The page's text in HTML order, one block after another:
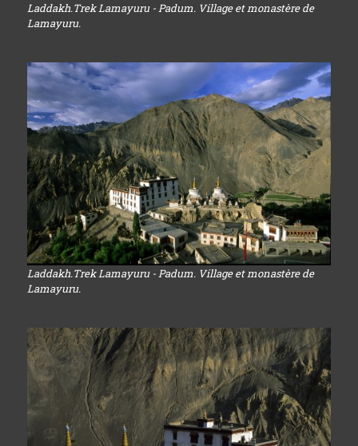
Laddakh.Trek Lamayuru - Padum. Village et monastère de
Lamayuru.
Laddakh.Trek Lamayuru - Padum. Village et monastère de
Lamayuru.